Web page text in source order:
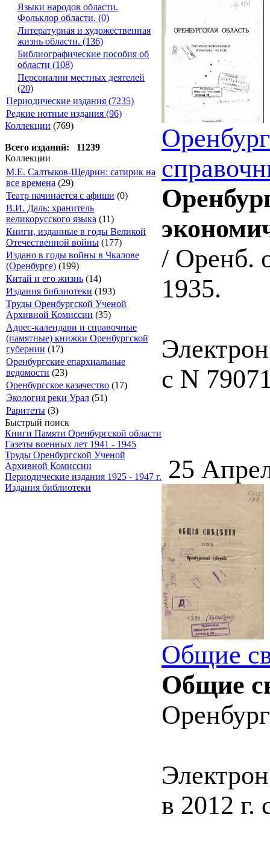
Языки народов области.
Фольклор области. (0)
Литературная и художественная
жизнь области. (136)
Библиографические пособия об
области (108)
Персоналии местных деятелей
(20)
Периодические издания (7235)
Редкие нотные издания (96)
Коллекции (769)
Всего изданий: 11239
Коллекции
М.Е. Салтыков-Щедрин: сатирик на
все времена (29)
Театр начинается с афиши (0)
В.И. Даль: хранитель
великорусского языка (11)
Книги, изданные в годы Великой
Отечественной войны (177)
Издано в годы войны в Чкалове
(Оренбурге) (199)
Китай и его жизнь (14)
Издания библиотеки (193)
Труды Оренбургской Ученой
Архивной Комиссии (35)
Адрес-календари и справочные
(памятные) книжки Оренбургской
губернии (17)
Оренбургские епархиальные
ведомости (23)
Оренбургское казачество (17)
Экология реки Урал (51)
Раритеты (3)
Быстрый поиск
Книги Памяти Оренбургской области
Газеты военных лет 1941 - 1945
Труды Оренбургской Ученой
Архивной Комиссии
Периодические издания 1925 - 1947 г.
Издания библиотеки
/ Оренб.
1935.
с N
25
Общие
Общие
в 2012